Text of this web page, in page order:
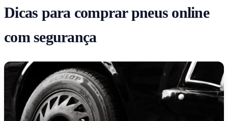
Dicas para comprar pneus online
com segurança